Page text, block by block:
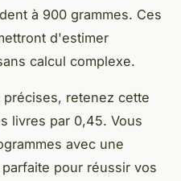
à 900 grammes. Ces
d'estimer
calcul complexe.
retenez cette
livres par 0,45. Vous
avec une
pour réussir vos